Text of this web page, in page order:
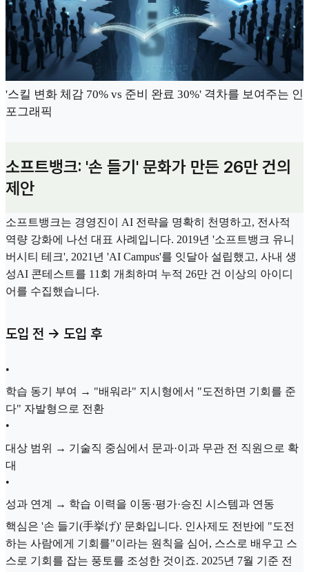
'스킬 변화 체감 70% vs 준비 완료 30%' 격차를 보여주는 인
포그래픽
소프트뱅크: '손 들기' 문화가 만든 26만 건의
제안
소프트뱅크는 경영진이 AI 전략을 명확히 천명하고, 전사적
역량 강화에 나선 대표 사례입니다. 2019년 '소프트뱅크 유니
버시티 테크', 2021년 'AI Campus'를 잇달아 설립했고, 사내 생
성AI 콘테스트를 11회 개최하며 누적 26만 건 이상의 아이디
어를 수집했습니다.
도입 전 → 도입 후
•
학습 동기 부여 → "배워라" 지시형에서 "도전하면 기회를 준
다" 자발형으로 전환
•
대상 범위 → 기술직 중심에서 문과·이과 무관 전 직원으로 확
대
•
성과 연계 → 학습 이력을 이동·평가·승진 시스템과 연동
핵심은 '손 들기(手挙げ)' 문화입니다. 인사제도 전반에 "도전
하는 사람에게 기회를"이라는 원칙을 심어, 스스로 배우고 스
스로 기회를 잡는 풍토를 조성한 것이죠. 2025년 7월 기준 전